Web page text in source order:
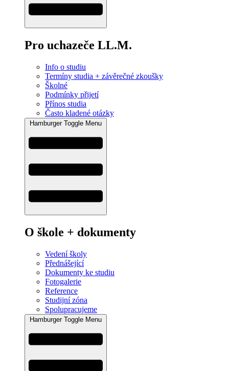
Pro uchazeče LL.M.
Info o studiu
Termíny studia + závěrečné zkoušky
Školné
Podmínky přijetí
Přínos studia
Často kladené otázky
Hamburger Toggle Menu
O škole + dokumenty
Vedení školy
Přednášející
Dokumenty ke studiu
Fotogalerie
Reference
Studijní zóna
Spolupracujeme
Hamburger Toggle Menu